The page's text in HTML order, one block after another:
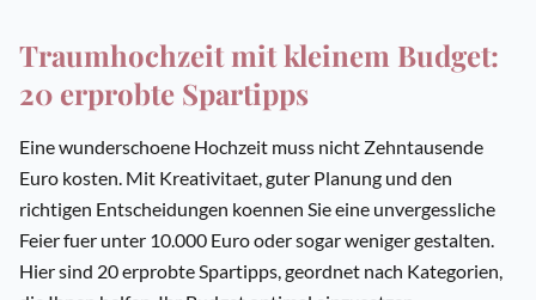
Traumhochzeit mit kleinem Budget:
20 erprobte Spartipps
Eine wunderschoene Hochzeit muss nicht Zehntausende
Euro kosten. Mit Kreativitaet, guter Planung und den
richtigen Entscheidungen koennen Sie eine unvergessliche
Feier fuer unter 10.000 Euro oder sogar weniger gestalten.
Hier sind 20 erprobte Spartipps, geordnet nach Kategorien,